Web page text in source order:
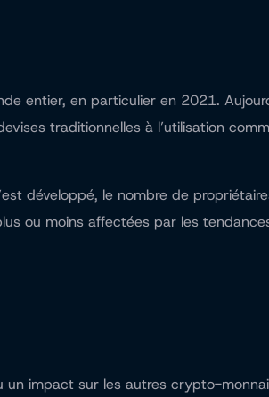
entier, en particulier en 2021.
traditionnelles à l’utilisation
développé, le nombre de
ou moins affectées par les
impact sur les autres crypto-